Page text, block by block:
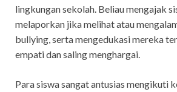
lingkungan sekolah. Beliau mengajak
melaporkan jika melihat atau
bullying, serta mengedukasi mereka
empati dan saling menghargai.
Para siswa sangat antusias mengikuti